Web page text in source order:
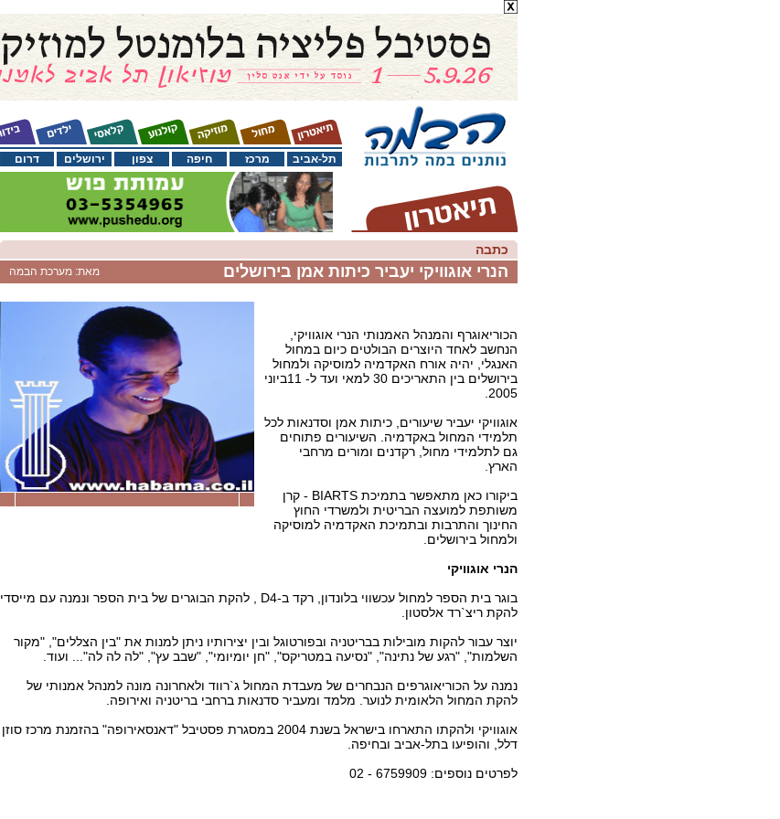
דרום ירושלים צפון חיפה מרכז תל-אביב
כתבה
מאת: מערכת הבמה הנרי אוגוויקי יעביר כיתות אמן בירושלים
הכוריאוגרף והמנהל האמנותי הנרי אוגוויקי,
הנחשב לאחד היוצרים הבולטים כיום במחול
האנגלי, יהיה אורח האקדמיה למוסיקה ולמחול
בירושלים בין התאריכים 30 למאי ועד ל- 11ביוני
2005.
אוגוויקי יעביר שיעורים, כיתות אמן וסדנאות לכל
תלמידי המחול באקדמיה. השיעורים פתוחים
גם לתלמידי מחול, רקדנים ומורים מרחבי
הארץ.
ביקורו כאן מתאפשר בתמיכת BIARTS - קרן
משותפת למועצה הבריטית ולמשרדי החוץ
החינוך והתרבות ובתמיכת האקדמיה למוסיקה
ולמחול בירושלים.
הנרי אוגוויקי
בוגר בית הספר למחול עכשווי בלונדון, רקד ב-D4 , להקת הבוגרים של בית הספר ונמנה עם מייסדי
להקת ריצ`רד אלסטון.
יוצר עבור להקות מובילות בבריטניה ובפורטוגל ובין יצירותיו ניתן למנות את "בין הצללים", "מקור
השלמות", "רגע של נתינה", "נסיעה במטריקס", "חן יומיומי", "שבב עץ", "לה לה לה"... ועוד.
נמנה על הכוריאוגרפים הנבחרים של מעבדת המחול ג`רווד ולאחרונה מונה למנהל אמנותי של
להקת המחול הלאומית לנוער. מלמד ומעביר סדנאות ברחבי בריטניה ואירופה.
אוגוויקי ולהקתו התארחו בישראל בשנת 2004 במסגרת פסטיבל "דאנסאירופה" בהזמנת מרכז סוזן
דלל, והופיעו בתל-אביב ובחיפה.
לפרטים נוספים: 6759909 - 02